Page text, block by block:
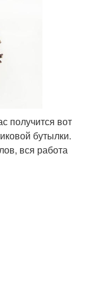
получится вот
бутылки.
вся работа